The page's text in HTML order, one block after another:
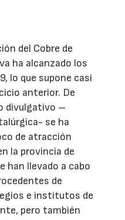
del Cobre de
ha alcanzado los
lo que supone casi
anterior. De
divulgativo –
se ha
de atracción
la provincia de
han llevado a cabo
de
e institutos de
pero también